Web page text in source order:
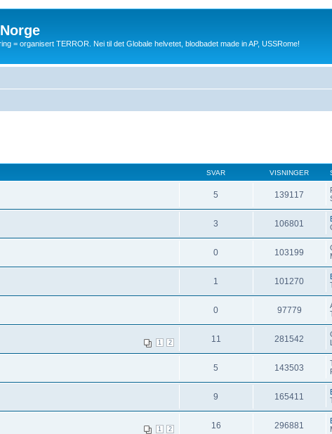
= organisert TERROR. Nei til det Globale helvetet, blodbadet made in AP, USSRome!
SVAR VISNINGER
5 139117
3 106801
0 103199
1 101270
0 97779
1 2 11 281542
5 143503
9 165411
1 2 16 296881